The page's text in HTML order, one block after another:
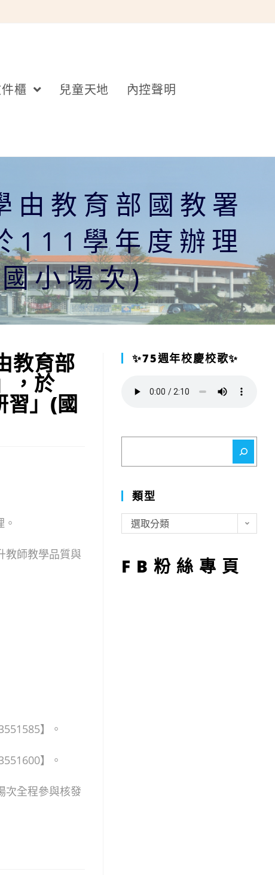
櫃 兒童天地 內控聲明
由教育部國教署
111學年度辦理
小場次)
教育部
，於
習」(國
教師教學品質與
】。
】。
次全程參與核發
✨75週年校慶校歌✨
類型
型
選取分類
FB粉絲專頁